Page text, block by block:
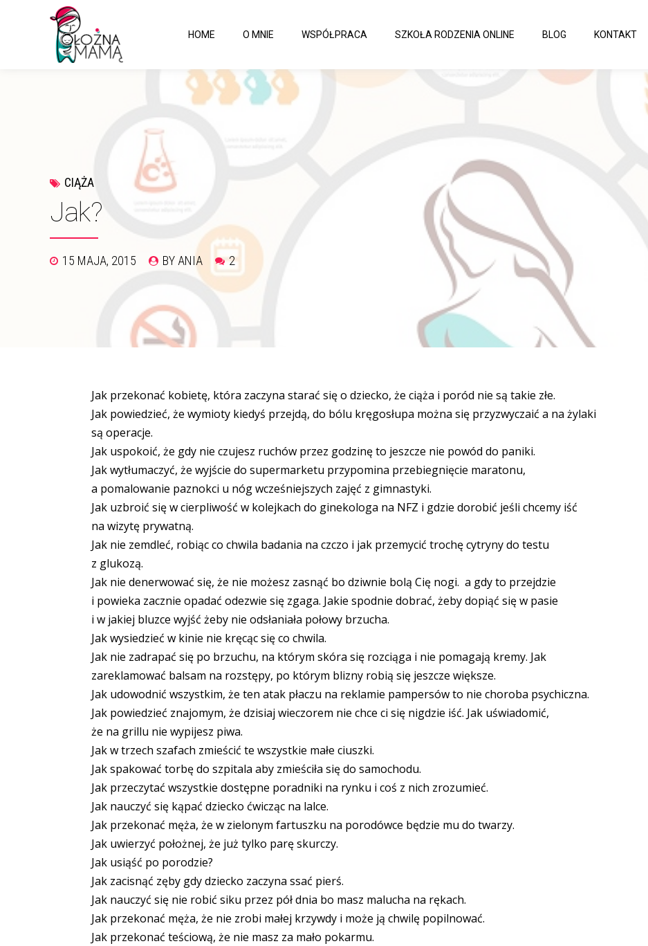
HOME O MNIE WSPÓŁPRACA SZKOŁA RODZENIA ONLINE BLOG KONTAKT
CIĄŻA
Jak?
15 MAJA, 2015 BY ANIA 2
Jak przekonać kobietę, która zaczyna starać się o dziecko, że ciąża i poród nie są takie złe.
Jak powiedzieć, że wymioty kiedyś przejdą, do bólu kręgosłupa można się przyzwyczaić a na żylaki
są operacje.
Jak uspokoić, że gdy nie czujesz ruchów przez godzinę to jeszcze nie powód do paniki.
Jak wytłumaczyć, że wyjście do supermarketu przypomina przebiegnięcie maratonu,
a pomalowanie paznokci u nóg wcześniejszych zajęć z gimnastyki.
Jak uzbroić się w cierpliwość w kolejkach do ginekologa na NFZ i gdzie dorobić jeśli chcemy iść
na wizytę prywatną.
Jak nie zemdleć, robiąc co chwila badania na czczo i jak przemycić trochę cytryny do testu
z glukozą.
Jak nie denerwować się, że nie możesz zasnąć bo dziwnie bolą Cię nogi. a gdy to przejdzie
i powieka zacznie opadać odezwie się zgaga. Jakie spodnie dobrać, żeby dopiąć się w pasie
i w jakiej bluzce wyjść żeby nie odsłaniała połowy brzucha.
Jak wysiedzieć w kinie nie kręcąc się co chwila.
Jak nie zadrapać się po brzuchu, na którym skóra się rozciąga i nie pomagają kremy. Jak
zareklamować balsam na rozstępy, po którym blizny robią się jeszcze większe.
Jak udowodnić wszystkim, że ten atak płaczu na reklamie pampersów to nie choroba psychiczna.
Jak powiedzieć znajomym, że dzisiaj wieczorem nie chce ci się nigdzie iść. Jak uświadomić,
że na grillu nie wypijesz piwa.
Jak w trzech szafach zmieścić te wszystkie małe ciuszki.
Jak spakować torbę do szpitala aby zmieściła się do samochodu.
Jak przeczytać wszystkie dostępne poradniki na rynku i coś z nich zrozumieć.
Jak nauczyć się kąpać dziecko ćwicząc na lalce.
Jak przekonać męża, że w zielonym fartuszku na porodówce będzie mu do twarzy.
Jak uwierzyć położnej, że już tylko parę skurczy.
Jak usiąść po porodzie?
Jak zacisnąć zęby gdy dziecko zaczyna ssać pierś.
Jak nauczyć się nie robić siku przez pół dnia bo masz malucha na rękach.
Jak przekonać męża, że nie zrobi małej krzywdy i może ją chwilę popilnować.
Jak przekonać teściową, że nie masz za mało pokarmu.